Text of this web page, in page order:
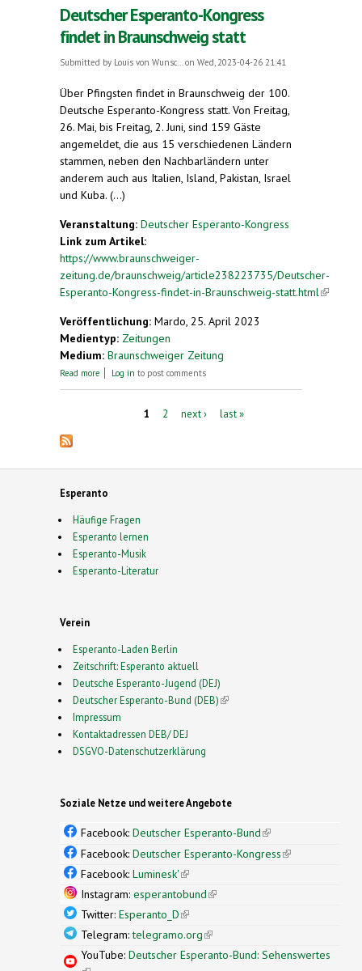
Deutscher Esperanto-Kongress
findet in Braunschweig statt
Submitted by Louis von Wunsc... on Wed, 2023-04-26 21:41
Über Pfingsten findet in Braunschweig der 100.
Deutsche Esperanto-Kongress statt. Von Freitag,
26. Mai, bis Freitag, 2. Juni, sind 159 Gäste
angemeldet, die aus 15 verschiedenen Ländern
stammen, neben den Nachbarländern unter
anderem auch aus Italien, Island, Pakistan, Israel
und Kuba. (...)
Veranstaltung: Deutscher Esperanto-Kongress
Link zum Artikel:
https://www.braunschweiger-
zeitung.de/braunschweig/article238223735/Deutscher-
Esperanto-Kongress-findet-in-Braunschweig-statt.html (link is
Veröffentlichung: Mardo, 25. April 2023
Medientyp: Zeitungen
Medium: Braunschweiger Zeitung
Read more about Deutscher Esperanto-Kongress findet in
Log in to post comments
1 2 next › last »
Esperanto
Häufige Fragen
Esperanto lernen
Esperanto-Musik
Esperanto-Literatur
Verein
Esperanto-Laden Berlin
Zeitschrift: Esperanto aktuell
Deutsche Esperanto-Jugend (DEJ)
Deutscher Esperanto-Bund (DEB)(link is external)
Impressum
Kontaktadressen DEB/ DEJ
DSGVO-Datenschutzerklärung
Soziale Netze und weitere Angebote
Facebook: Deutscher Esperanto-Bund(link is
external)
Facebook: Deutscher Esperanto-Kongress(link is
Facebook: Luminesk'(link is external)
Instagram: esperantobund(link is external)
Twitter: Esperanto_D(link is external)
Telegram:telegramo.org(link is external)
YouTube: Deutscher Esperanto-Bund: Sehenswertes